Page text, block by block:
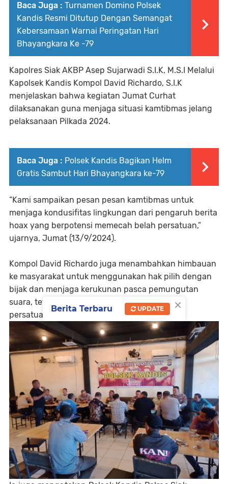
Baca Juga : Turnamen Domino Polsek
Kandis Resmi Ditutup Dengan Semangat
Kebersamaan Warnai Peringatan Hari
Bhayangkara Ke -79
Kapolres Siak AKBP Asep Sujarwadi S.I.K, M.S.I Melalui
Kapolsek Kandis Kompol David Richardo, S.I.K
menjelaskan bahwa kegiatan Jumat Curhat
dilaksanakan guna menjaga situasi kamtibmas jelang
pelaksanaan Pilkada 2024.
Baca Juga : Polsek Kandis Bagikan Helm
Gratis Sambut Hari Bhayangkara ke-79
“Kami sampaikan pesan pesan kamtibmas untuk
menjaga kondusifitas lingkungan dari pengaruh berita
hoax yang berpotensi memecah belah persatuan,”
ujarnya, Jumat (13/9/2024).
Kompol David Richardo juga menambahkan himbauan
ke masyarakat untuk menggunakan hak pilih dengan
bijak dan menjaga kerukunan pasca pemungutan
suara, tetap jaga silaturahmi dan kedepankan
persatuan dan kesatuan, ” ujarnya.
×
Berita Terbaru UPDATE